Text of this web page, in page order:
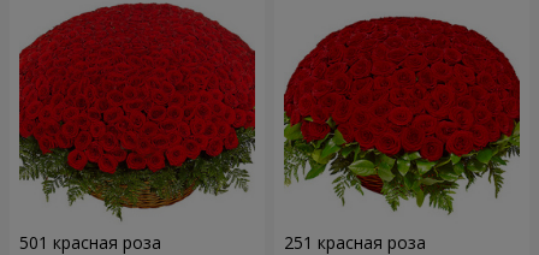
501 красная роза 251 красная роза